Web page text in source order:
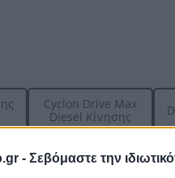
- Σεβόμαστε την
Cyclon Drive Max
Diesel Κίνησης
1,999€